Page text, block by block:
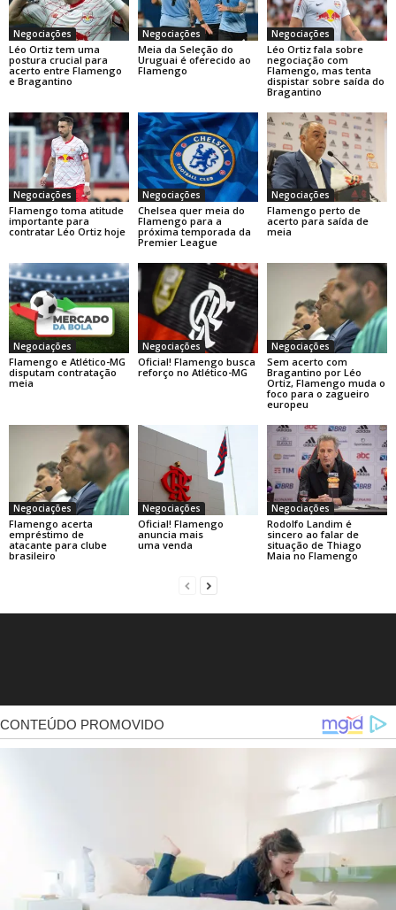
Negociações
Léo Ortiz tem uma
postura crucial para
acerto entre Flamengo
e Bragantino
Negociações
Meia da Seleção do
Uruguai é oferecido ao
Flamengo
Negociações
Léo Ortiz fala sobre
negociação com
Flamengo, mas tenta
dispistar sobre saída do
Bragantino
Negociações
Flamengo toma atitude
importante para
contratar Léo Ortiz hoje
Negociações
Chelsea quer meia do
Flamengo para a
próxima temporada da
Premier League
Negociações
Flamengo perto de
acerto para saída de
meia
Negociações
Flamengo e Atlético-MG
disputam contratação
meia
Negociações
Oficial! Flamengo busca
reforço no Atlético-MG
Negociações
Sem acerto com
Bragantino por Léo
Ortiz, Flamengo muda o
foco para o zagueiro
europeu
Negociações
Flamengo acerta
empréstimo de
atacante para clube
brasileiro
Negociações
Oficial! Flamengo
anuncia mais
uma venda
Negociações
Rodolfo Landim é
sincero ao falar de
situação de Thiago
Maia no Flamengo